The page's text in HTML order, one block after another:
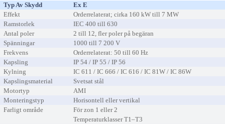
Typ Av Skydd
Ex E
Effekt
Orderrelaterat; cirka 160 kW till 7 MW
Ramstorlek
IEC 400 till 630
Antal poler
2 till 12, fler poler på begäran
Spänningar
1000 till 7 200 V
Frekvens
Orderrelaterat: 50 till 60 Hz
Kapsling
IP 54 / IP 55 / IP 56
Kylning
IC 611 / IC 666 / IC 616 / IC 81W / IC 86W
Kapslingsmaterial
Svetsat stål
Motortyp
AMI
Monteringstyp
Horisontell eller vertikal
Farligt område
För zon 1 eller 2
Temperaturklasser T1–T3